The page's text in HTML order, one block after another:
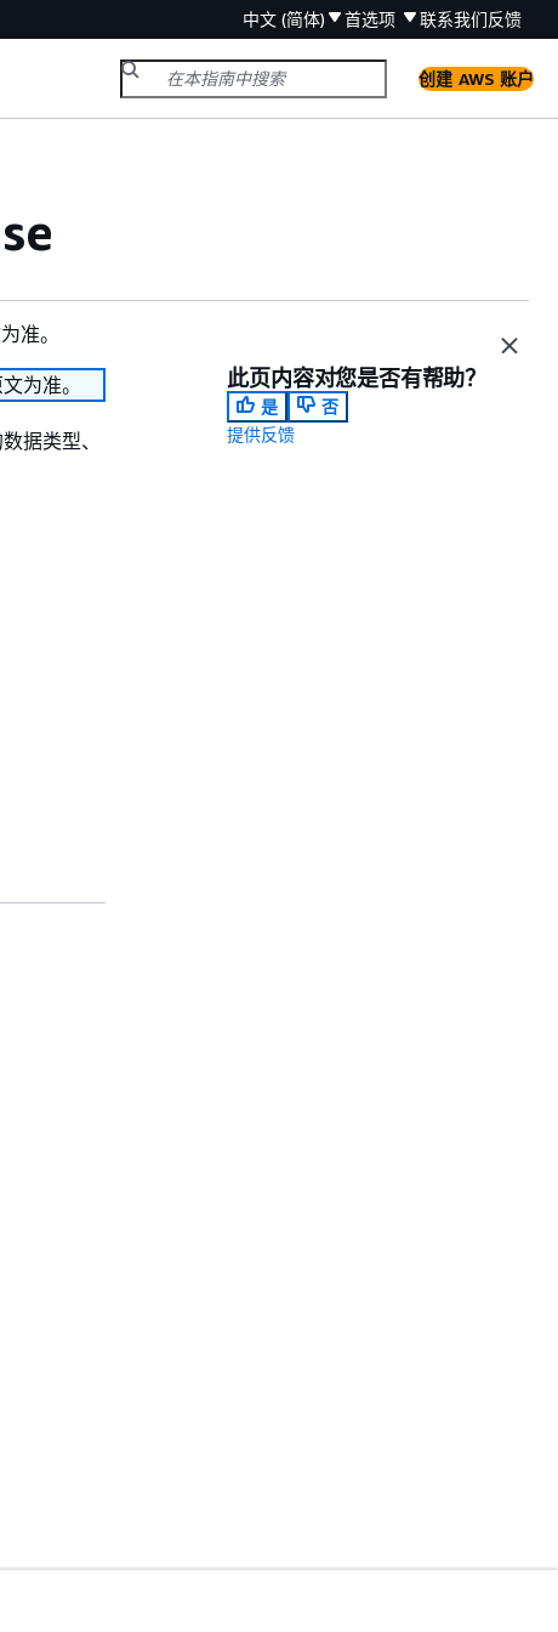
中文 (简体) 首选项 联系我们反馈
创建 AWS 账户
准。
为准。
据类型、
此页内容对您是否有帮助？
是
否
提供反馈